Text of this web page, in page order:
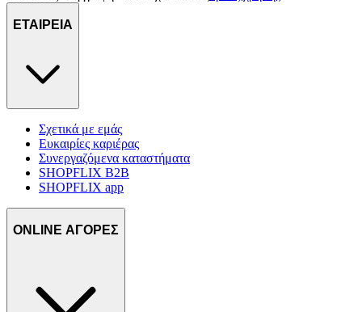
ΕΤΑΙΡΕΙΑ
Σχετικά με εμάς
Ευκαιρίες καριέρας
Συνεργαζόμενα καταστήματα
SHOPFLIX B2B
SHOPFLIX app
ONLINE ΑΓΟΡΕΣ